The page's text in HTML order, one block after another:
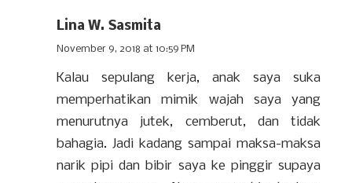
Lina W. Sasmita
November 9, 2018 at 10:59 PM
Kalau sepulang kerja, anak saya suka
memperhatikan mimik wajah saya yang
menurutnya jutek, cemberut, dan tidak
bahagia. Jadi kadang sampai maksa-maksa
narik pipi dan bibir saya ke pinggir supaya